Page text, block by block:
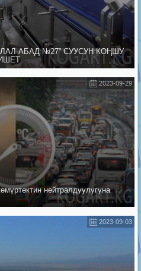
АБАД №27” СУУСУН КОҢШУ
2023-09-29
нейтралдуулугуна
2023-09-03